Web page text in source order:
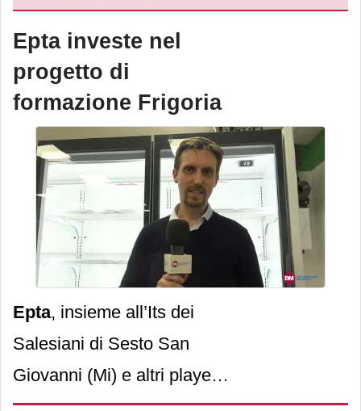
Epta investe nel
progetto di
formazione Frigoria
Epta, insieme all’Its dei
Salesiani di Sesto San
Giovanni (Mi) e altri player
del settore, investe nel